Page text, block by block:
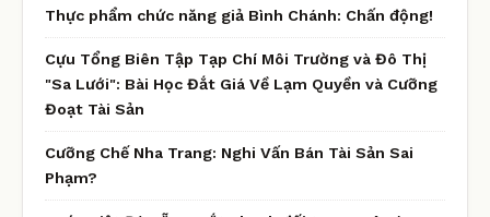
Thực phẩm chức năng giả Bình Chánh: Chấn động!
Cựu Tổng Biên Tập Tạp Chí Môi Trường và Đô Thị
"Sa Lưới": Bài Học Đắt Giá Về Lạm Quyền và Cưỡng
Đoạt Tài Sản
Cưỡng Chế Nha Trang: Nghi Vấn Bán Tài Sản Sai
Phạm?